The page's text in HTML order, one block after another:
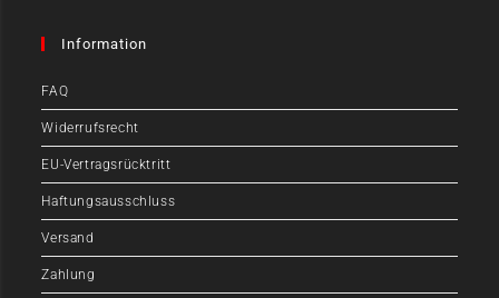
Information
FAQ
Widerrufsrecht
EU-Vertragsrücktritt
Haftungsausschluss
Versand
Zahlung